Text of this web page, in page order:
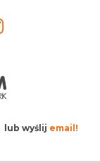
lub wyślij email!